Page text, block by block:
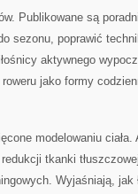
Publikowane są
sezonu, poprawić
aktywnego
jako formy
modelowaniu ciała.
tkanki
Wyjaśniają,